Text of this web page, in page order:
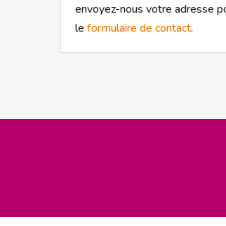
envoyez-nous votre adresse
le formulaire de contact.